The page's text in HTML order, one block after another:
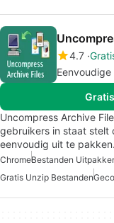
4.7
Uncompress Archive
gebruikers in staat stelt
eenvoudig uit te
ChromeBestanden
Gratis Unzip Bestanden